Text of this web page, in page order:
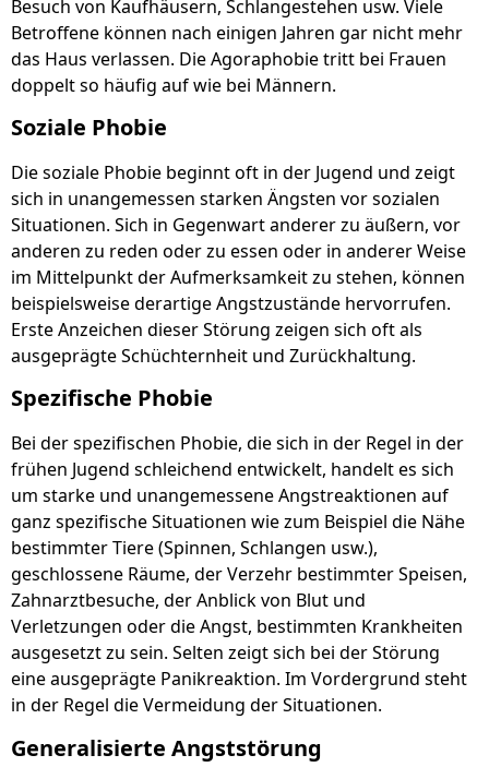
Besuch von Kaufhäusern, Schlangestehen usw. Viele
Betroffene können nach einigen Jahren gar nicht mehr
das Haus verlassen. Die Agoraphobie tritt bei Frauen
doppelt so häufig auf wie bei Männern.
Soziale Phobie
Die soziale Phobie beginnt oft in der Jugend und zeigt
sich in unangemessen starken Ängsten vor sozialen
Situationen. Sich in Gegenwart anderer zu äußern, vor
anderen zu reden oder zu essen oder in anderer Weise
im Mittelpunkt der Aufmerksamkeit zu stehen, können
beispielsweise derartige Angstzustände hervorrufen.
Erste Anzeichen dieser Störung zeigen sich oft als
ausgeprägte Schüchternheit und Zurückhaltung.
Spezifische Phobie
Bei der spezifischen Phobie, die sich in der Regel in der
frühen Jugend schleichend entwickelt, handelt es sich
um starke und unangemessene Angstreaktionen auf
ganz spezifische Situationen wie zum Beispiel die Nähe
bestimmter Tiere (Spinnen, Schlangen usw.),
geschlossene Räume, der Verzehr bestimmter Speisen,
Zahnarztbesuche, der Anblick von Blut und
Verletzungen oder die Angst, bestimmten Krankheiten
ausgesetzt zu sein. Selten zeigt sich bei der Störung
eine ausgeprägte Panikreaktion. Im Vordergrund steht
in der Regel die Vermeidung der Situationen.
Generalisierte Angststörung